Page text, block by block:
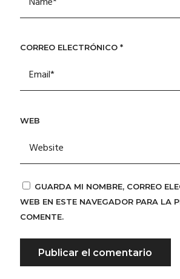
CORREO ELECTRÓNICO *
WEB
GUARDA MI NOMBRE, CORREO
WEB EN ESTE NAVEGADOR PARA LA
COMENTE.